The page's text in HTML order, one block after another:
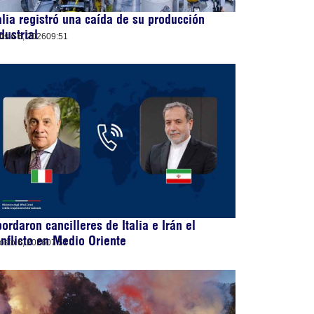
registró una caída de su producción
6, 202609:51
cancilleres de Italia e Irán el
en Medio Oriente
6, 202607:51